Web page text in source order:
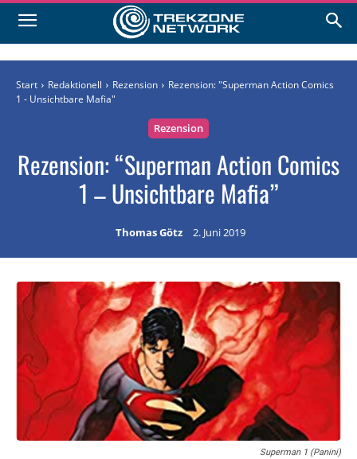
Start Redaktionell Rezension
Rezension: "Superman Action Comics
1 - Unsichtbare Mafia"
Rezension
Rezension: “Superman Action Comics
1 – Unsichtbare Mafia”
Thomas Götz 2. Juni 2019
Superman 1 (Panini)